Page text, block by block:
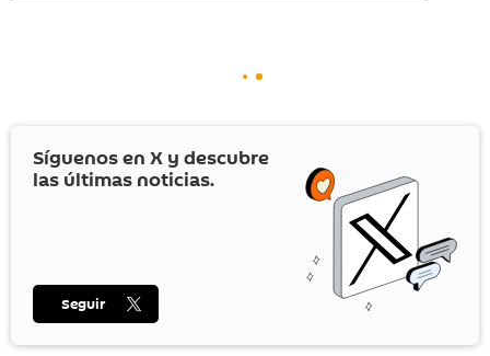
Síguenos en X y descubre
las últimas noticias.
Seguir